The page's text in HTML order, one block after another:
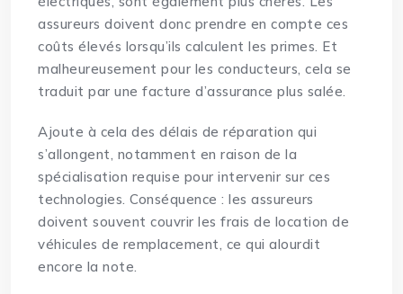
assureurs doivent donc prendre en compte ces
coûts élevés lorsqu’ils calculent les primes. Et
malheureusement pour les conducteurs, cela se
traduit par une facture d’assurance plus salée.
Ajoute à cela des délais de réparation qui
s’allongent, notamment en raison de la
spécialisation requise pour intervenir sur ces
technologies. Conséquence : les assureurs
doivent souvent couvrir les frais de location de
véhicules de remplacement, ce qui alourdit
encore la note.